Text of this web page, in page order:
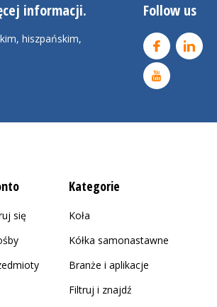
informacji.
hiszpańskim,
Follow us
się
Kategorie
Koła
Kółka samonastawne
Branże i aplikacje
Filtruj i znajdź